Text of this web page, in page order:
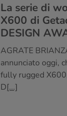
La serie di
X600 di
DESIGN
AGRATE
annunciato oggi,
fully rugged
D[...]